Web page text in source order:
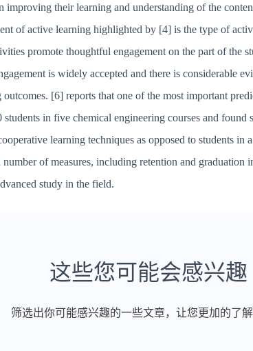
improving their learning and understanding of the
of active learning highlighted by [4] is the type of
promote thoughtful engagement on the part of the
is widely accepted and there is considerable
[6] reports that one of the most important
in five chemical engineering courses and
learning techniques as opposed to students
of measures, including retention and graduation
study in the field.
这些您可能会感兴趣
筛选出你可能感兴趣的一些文章，让您更加的了解